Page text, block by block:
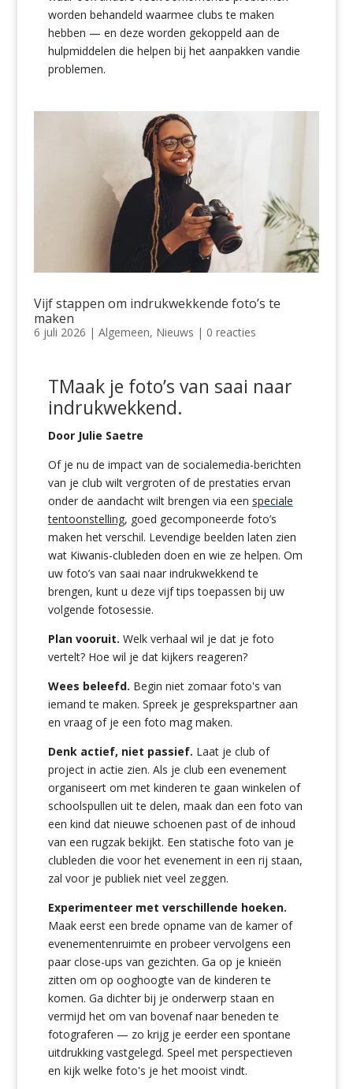
worden behandeld waarmee clubs te maken
hebben — en deze worden gekoppeld aan de
hulpmiddelen die helpen bij het aanpakken vandie
problemen.
Vijf stappen om indrukwekkende foto’s te
maken
6 juli 2026 | Algemeen, Nieuws | 0 reacties
TMaak je foto’s van saai naar
indrukwekkend.
Door Julie Saetre
Of je nu de impact van de socialemedia-berichten
van je club wilt vergroten of de prestaties ervan
onder de aandacht wilt brengen via een speciale
tentoonstelling, goed gecomponeerde foto’s
maken het verschil. Levendige beelden laten zien
wat Kiwanis-clubleden doen en wie ze helpen. Om
uw foto’s van saai naar indrukwekkend te
brengen, kunt u deze vijf tips toepassen bij uw
volgende fotosessie.
Plan vooruit. Welk verhaal wil je dat je foto
vertelt? Hoe wil je dat kijkers reageren?
Wees beleefd. Begin niet zomaar foto's van
iemand te maken. Spreek je gesprekspartner aan
en vraag of je een foto mag maken.
Denk actief, niet passief. Laat je club of
project in actie zien. Als je club een evenement
organiseert om met kinderen te gaan winkelen of
schoolspullen uit te delen, maak dan een foto van
een kind dat nieuwe schoenen past of de inhoud
van een rugzak bekijkt. Een statische foto van je
clubleden die voor het evenement in een rij staan,
zal voor je publiek niet veel zeggen.
Experimenteer met verschillende hoeken.
Maak eerst een brede opname van de kamer of
evenementenruimte en probeer vervolgens een
paar close-ups van gezichten. Ga op je knieën
zitten om op ooghoogte van de kinderen te
komen. Ga dichter bij je onderwerp staan en
vermijd het om van bovenaf naar beneden te
fotograferen — zo krijg je eerder een spontane
uitdrukking vastgelegd. Speel met perspectieven
en kijk welke foto's je het mooist vindt.